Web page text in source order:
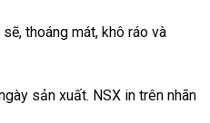
thoáng mát, khô ráo và
sản xuất. NSX in trên nhãn